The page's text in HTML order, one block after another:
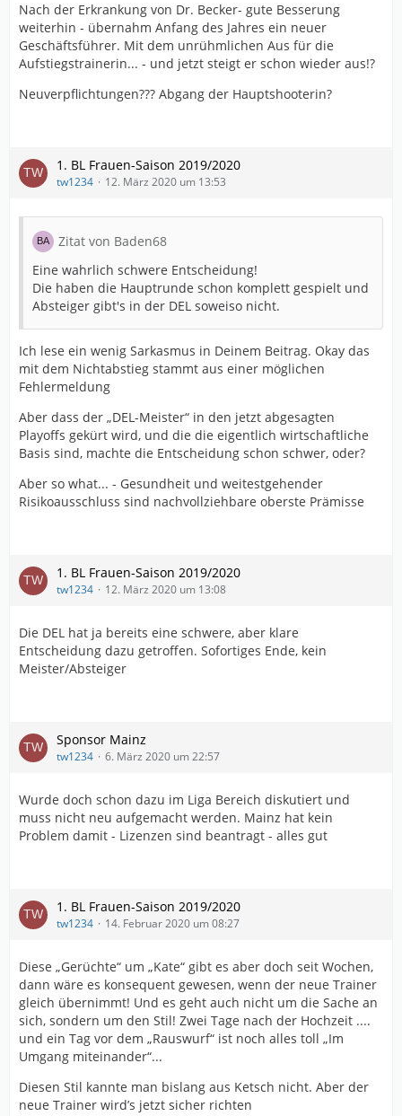
Nach der Erkrankung von Dr. Becker- gute Besserung
weiterhin - übernahm Anfang des Jahres ein neuer
Geschäftsführer. Mit dem unrühmlichen Aus für die
Aufstiegstrainerin... - und jetzt steigt er schon wieder aus!?
Neuverpflichtungen??? Abgang der Hauptshooterin?
1. BL Frauen-Saison 2019/2020
tw1234 12. März 2020 um 13:53
Zitat von Baden68
Eine wahrlich schwere Entscheidung!
Die haben die Hauptrunde schon komplett gespielt und
Absteiger gibt's in der DEL soweiso nicht.
Ich lese ein wenig Sarkasmus in Deinem Beitrag. Okay das
mit dem Nichtabstieg stammt aus einer möglichen
Fehlermeldung
Aber dass der „DEL-Meister“ in den jetzt abgesagten
Playoffs gekürt wird, und die die eigentlich wirtschaftliche
Basis sind, machte die Entscheidung schon schwer, oder?
Aber so what... - Gesundheit und weitestgehender
Risikoausschluss sind nachvollziehbare oberste Prämisse
1. BL Frauen-Saison 2019/2020
tw1234 12. März 2020 um 13:08
Die DEL hat ja bereits eine schwere, aber klare
Entscheidung dazu getroffen. Sofortiges Ende, kein
Meister/Absteiger
Sponsor Mainz
tw1234 6. März 2020 um 22:57
Wurde doch schon dazu im Liga Bereich diskutiert und
muss nicht neu aufgemacht werden. Mainz hat kein
Problem damit - Lizenzen sind beantragt - alles gut
1. BL Frauen-Saison 2019/2020
tw1234 14. Februar 2020 um 08:27
Diese „Gerüchte“ um „Kate“ gibt es aber doch seit Wochen,
dann wäre es konsequent gewesen, wenn der neue Trainer
gleich übernimmt! Und es geht auch nicht um die Sache an
sich, sondern um den Stil! Zwei Tage nach der Hochzeit ....
und ein Tag vor dem „Rauswurf“ ist noch alles toll „Im
Umgang miteinander“...
Diesen Stil kannte man bislang aus Ketsch nicht. Aber der
neue Trainer wird’s jetzt sicher richten